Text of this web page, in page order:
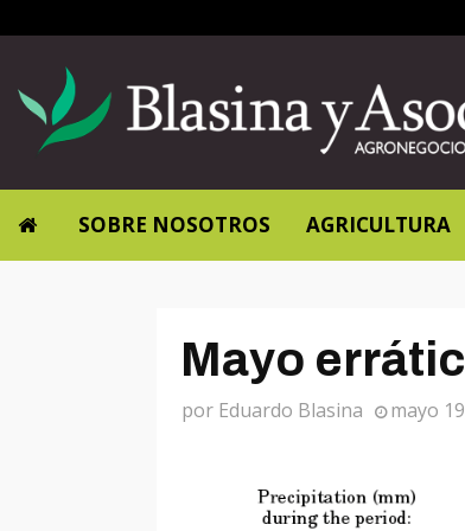
SOBRE NOSOTROS AGRICULTURA
Mayo
por Eduardo Blasina mayo